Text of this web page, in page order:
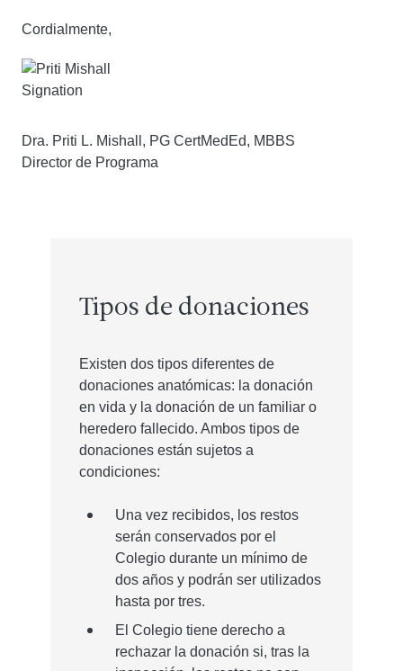
Cordialmente,
Imagen
Dra. Priti L. Mishall, PG CertMedEd, MBBS
Director de Programa
Tipos de donaciones
Existen dos tipos diferentes de
donaciones anatómicas: la donación
en vida y la donación de un familiar o
heredero fallecido. Ambos tipos de
donaciones están sujetos a
condiciones:
Una vez recibidos, los restos
serán conservados por el
Colegio durante un mínimo de
dos años y podrán ser utilizados
hasta por tres.
El Colegio tiene derecho a
rechazar la donación si, tras la